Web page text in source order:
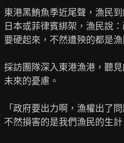
東港黑鮪魚季近尾聲，漁民
日本或菲律賓綁架，漁民說
要硬起來，不然遭殃的都是漁
採訪團隊深入東港漁港，聽
未來的憂慮。
「政府要出力啊，漁權出了
不然損害的是我們漁民的生計